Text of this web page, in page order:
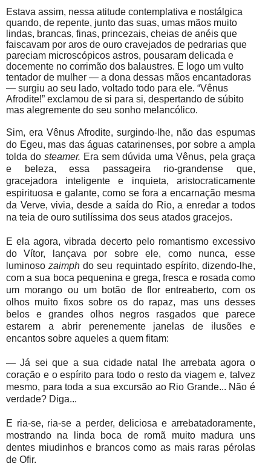
Estava assim, nessa atitude contemplativa e nostálgica
quando, de repente, junto das suas, umas mãos muito
lindas, brancas, finas, princezais, cheias de anéis que
faiscavam por aros de ouro cravejados de pedrarias que
pareciam microscópicos astros, pousaram delicada e
docemente no corrimão dos balaustres. E logo um vulto
tentador de mulher — a dona dessas mãos encantadoras
— surgiu ao seu lado, voltado todo para ele. “Vênus
Afrodite!” exclamou de si para si, despertando de súbito
mas alegremente do seu sonho melancólico.
Sim, era Vênus Afrodite, surgindo-lhe, não das espumas
do Egeu, mas das águas catarinenses, por sobre a ampla
tolda do steamer. Era sem dúvida uma Vênus, pela graça
e beleza, essa passageira rio-grandense que,
gracejadora inteligente e inquieta, aristocraticamente
espirituosa e galante, como se fora a encarnação mesma
da Verve, vivia, desde a saída do Rio, a enredar a todos
na teia de ouro sutilíssima dos seus atados gracejos.
E ela agora, vibrada decerto pelo romantismo excessivo
do Vítor, lançava por sobre ele, como nunca, esse
luminosozaimph do seu requintado espírito, dizendo-lhe,
com a sua boca pequenina e grega, fresca e rosada como
um morango ou um botão de flor entreaberto, com os
olhos muito fixos sobre os do rapaz, mas uns desses
belos e grandes olhos negros rasgados que parece
estarem a abrir perenemente janelas de ilusões e
encantos sobre aqueles a quem fitam:
— Já sei que a sua cidade natal lhe arrebata agora o
coração e o espírito para todo o resto da viagem e, talvez
mesmo, para toda a sua excursão ao Rio Grande... Não é
verdade? Diga...
E ria-se, ria-se a perder, deliciosa e arrebatadoramente,
mostrando na linda boca de romã muito madura uns
dentes miudinhos e brancos como as mais raras pérolas
de Ofir.